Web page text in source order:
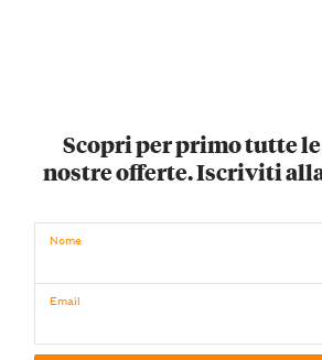
Scopri per primo tutte
nostre offerte. Iscriviti
Nome
Email